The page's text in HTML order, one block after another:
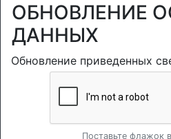
ОБНОВЛЕНИЕ
ДАННЫХ
Обновление приведенных
Поставьте флажок